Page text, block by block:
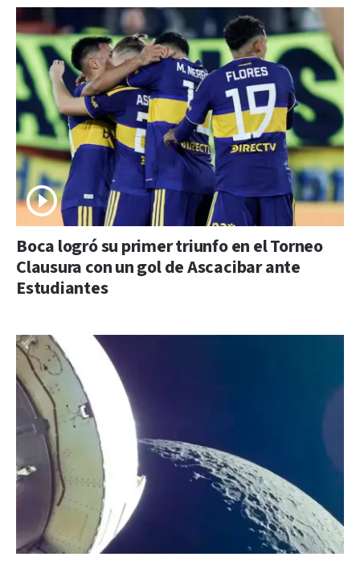
Boca logró su primer triunfo en el Torneo
Clausura con un gol de Ascacibar ante
Estudiantes